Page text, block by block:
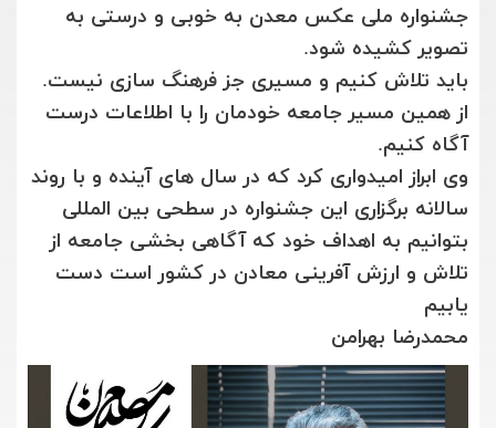
جشنواره ملی عکس معدن به خوبی و درستی به
تصویر کشیده شود.
باید تلاش کنیم و مسیری جز فرهنگ سازی نیست.
از همین مسیر جامعه خودمان را با اطلاعات درست
آگاه کنیم.
وی ابراز امیدواری کرد که در سال های آینده و با روند
سالانه برگزاری این جشنواره در سطحی بین المللی
بتوانیم به اهداف خود که آگاهی بخشی جامعه از
تلاش و ارزش آفرینی معادن در کشور است دست
یابیم
محمدرضا بهرامن